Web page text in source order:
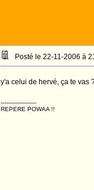
Posté le 22-11-2006 à
y'a celui de hervé, ça te vas
--------------------
REPERE POWAA !!